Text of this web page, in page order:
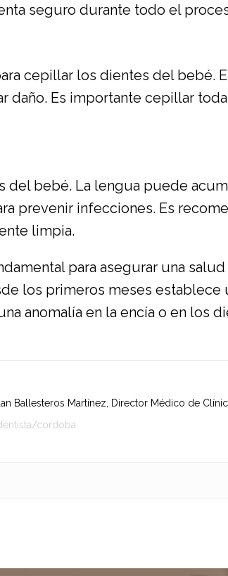
seguro durante todo el
cepillar los dientes del bebé.
daño. Es importante cepillar
bebé. La lengua puede
prevenir infecciones. Es
limpia.
para asegurar una
los primeros meses establece
anomalía en la encía o en los
Ballesteros Martínez, Director Médico de
cordoba